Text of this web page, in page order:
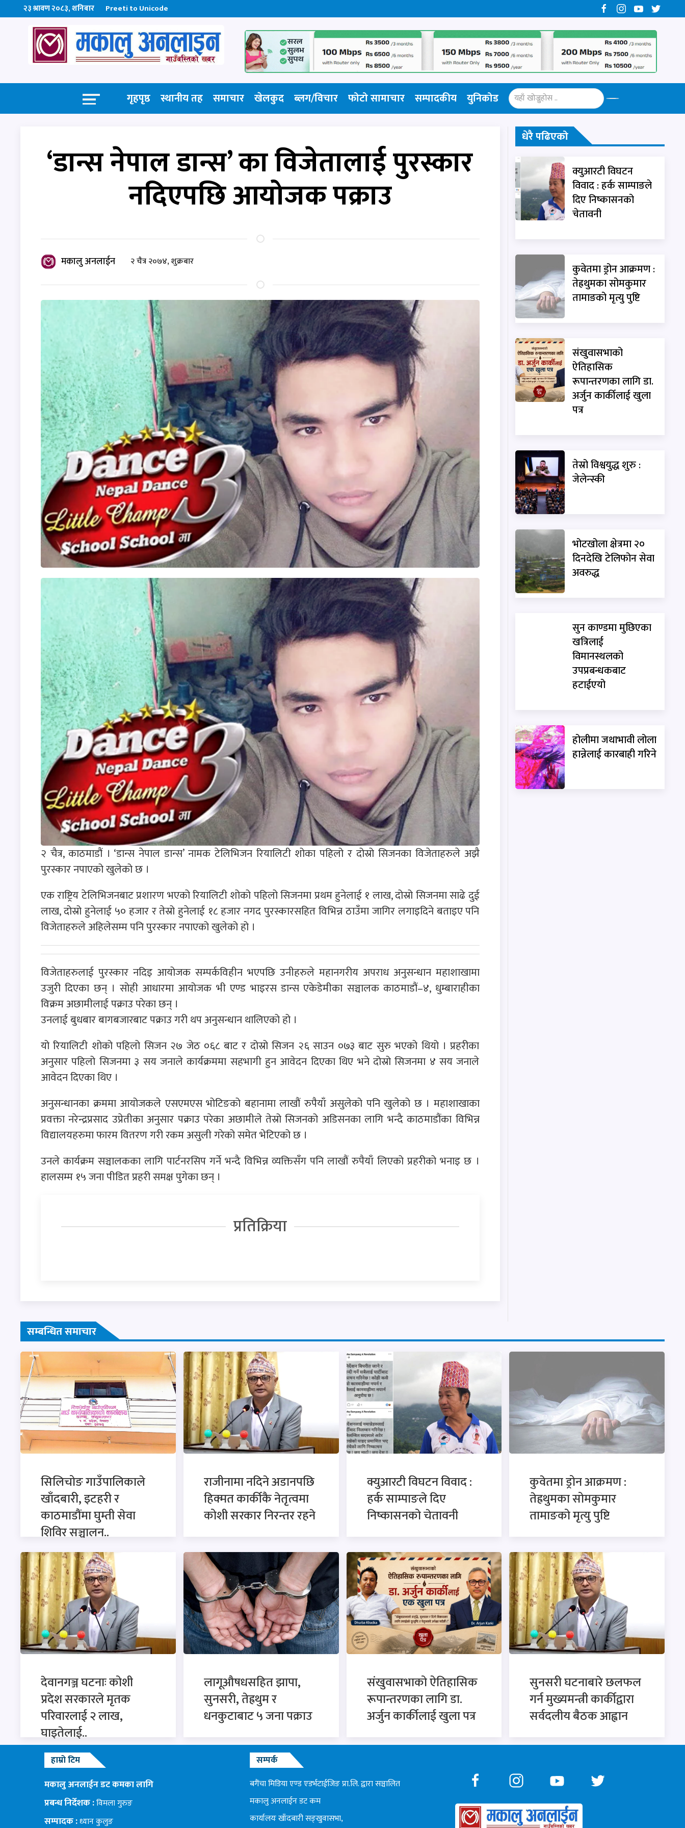
२३ श्रावण २०८३, शनिबार Preeti to Unicode
गृहपृष्ठ स्थानीय तह समाचार खेलकुद ब्लग/विचार फोटो सामाचार​ सम्पादकीय युनिकोड
‘डान्स नेपाल डान्स’ का विजेतालाई पुरस्कार
नदिएपछि आयोजक पक्राउ
मकालु अनलाईन २ चैत्र २०७४, शुक्रबार
२ चैत्र, काठमाडौं । ‘डान्स नेपाल डान्स’ नामक टेलिभिजन रियालिटी शोका पहिलो र दोस्रो सिजनका विजेताहरुले अझै
पुरस्कार नपाएको खुलेको छ ।
एक राष्ट्रिय टेलिभिजनबाट प्रशारण भएको रियालिटी शोको पहिलो सिजनमा प्रथम हुनेलाई १ लाख, दोस्रो सिजनमा साढे दुई
लाख, दोस्रो हुनेलाई ५० हजार र तेस्रो हुनेलाई १८ हजार नगद पुरस्कारसहित विभिन्न ठाउँमा जागिर लगाइदिने बताइए पनि
विजेताहरुले अहिलेसम्म पनि पुरस्कार नपाएको खुलेको हो ।
विजेताहरुलाई पुरस्कार नदिइ आयोजक सम्पर्कविहीन भएपछि उनीहरुले महानगरीय अपराध अनुसन्धान महाशाखामा
उजुरी दिएका छन् । सोही आधारमा आयोजक भी एण्ड भाइरस डान्स एकेडेमीका सञ्चालक काठमाडौं–४, धुम्बाराहीका
विक्रम अछामीलाई पक्राउ परेका छन् ।
उनलाई बुधबार बागबजारबाट पक्राउ गरी थप अनुसन्धान थालिएको हो ।
यो रियालिटी शोको पहिलो सिजन २७ जेठ ०६८ बाट र दोस्रो सिजन २६ साउन ०७३ बाट सुरु भएको थियो । प्रहरीका
अनुसार पहिलो सिजनमा ३ सय जनाले कार्यक्रममा सहभागी हुन आवेदन दिएका थिए भने दोस्रो सिजनमा ४ सय जनाले
आवेदन दिएका थिए ।
अनुसन्धानका क्रममा आयोजकले एसएमएस भोटिङको बहानामा लाखौं रुपैयाँ असुलेको पनि खुलेको छ । महाशाखाका
प्रवक्ता नरेन्द्रप्रसाद उप्रेतीका अनुसार पक्राउ परेका अछामीले तेस्रो सिजनको अडिसनका लागि भन्दै काठमाडौंका विभिन्न
विद्यालयहरुमा फारम वितरण गरी रकम असुली गरेको समेत भेटिएको छ ।
उनले कार्यक्रम सञ्चालकका लागि पार्टनरसिप गर्ने भन्दै विभिन्न व्यक्तिसँग पनि लाखौं रुपैयाँ लिएको प्रहरीको भनाइ छ ।
हालसम्म १५ जना पीडित प्रहरी समक्ष पुगेका छन् ।
प्रतिक्रिया
धेरै पढिएको
क्युआरटी विघटन
विवाद : हर्क साम्पाङले
दिए निष्कासनको
चेतावनी
कुवेतमा ड्रोन आक्रमण :
तेह्रथुमका सोमकुमार
तामाङको मृत्यु पुष्टि
संखुवासभाको
ऐतिहासिक
रूपान्तरणका लागि डा.
अर्जुन कार्कीलाई खुला
पत्र
तेस्रो विश्वयुद्ध शुरु :
जेलेन्स्की
भोटखोला क्षेत्रमा २०
दिनदेखि टेलिफोन सेवा
अवरुद्ध
सुन काण्डमा मुछिएका
खत्रिलाई
विमानस्थलको
उपप्रबन्धकबाट
हटाईएयो
होलीमा जथाभावी लोला
हान्नेलाई कारबाही गरिने
सम्बन्धित समाचार
सिलिचोङ गाउँपालिकाले
खाँदबारी, इटहरी र
काठमाडौंमा घुम्ती सेवा
शिविर सञ्चालन..
राजीनामा नदिने अडानपछि
हिक्मत कार्कीकै नेतृत्वमा
कोशी सरकार निरन्तर रहने
क्युआरटी विघटन विवाद :
हर्क साम्पाङले दिए
निष्कासनको चेतावनी
कुवेतमा ड्रोन आक्रमण :
तेह्रथुमका सोमकुमार
तामाङको मृत्यु पुष्टि
देवानगञ्ज घटनाः कोशी
प्रदेश सरकारले मृतक
परिवारलाई २ लाख,
घाइतेलाई..
लागूऔषधसहित झापा,
सुनसरी, तेह्रथुम र
धनकुटाबाट ५ जना पक्राउ
संखुवासभाको ऐतिहासिक
रूपान्तरणका लागि डा.
अर्जुन कार्कीलाई खुला पत्र
सुनसरी घटनाबारे छलफल
गर्न मुख्यमन्त्री कार्कीद्वारा
सर्वदलीय बैठक आह्वान
हाम्रो टिम
मकालु अनलाईन डट कमका लागि
प्रबन्ध निर्देशक :विमला गुरुङ
सम्पादक :ध्यान कुलुङ
सम्पर्क
बगैंचा मिडिया एण्ड एडर्भटाईजिङ प्रा.लि. द्वारा सञ्चालित
मकालु अनलाईन डट कम
कार्यालयः खाँदबारी सङ्खुवासभा,